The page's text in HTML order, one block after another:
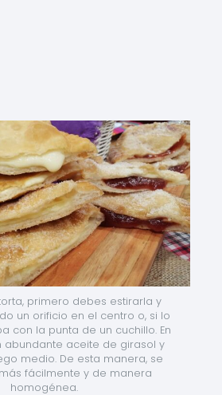
primero debes estirarla y
un orificio en el centro o, si lo
con la punta de un cuchillo. En
abundante aceite de girasol y
medio. De esta manera, se
fácilmente y de manera
homogénea.